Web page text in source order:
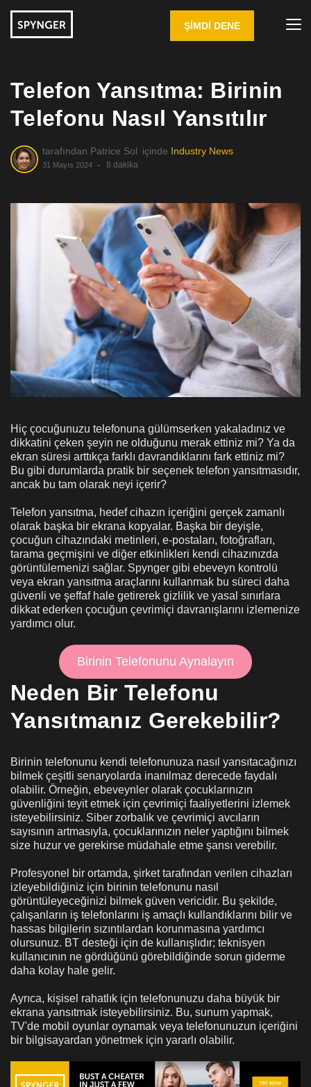
ŞIMDI DENE
Telefon Yansıtma: Birinin
Telefonu Nasıl Yansıtılır
tarafından Patrice Sol içinde Industry News
31 Mayıs 2024 8 dakika
Hiç çocuğunuzu telefonuna gülümserken yakaladınız ve
dikkatini çeken şeyin ne olduğunu merak ettiniz mi? Ya da
ekran süresi arttıkça farklı davrandıklarını fark ettiniz mi?
Bu gibi durumlarda pratik bir seçenek telefon yansıtmasıdır,
ancak bu tam olarak neyi içerir?
Telefon yansıtma, hedef cihazın içeriğini gerçek zamanlı
olarak başka bir ekrana kopyalar. Başka bir deyişle,
çocuğun cihazındaki metinleri, e-postaları, fotoğrafları,
tarama geçmişini ve diğer etkinlikleri kendi cihazınızda
görüntülemenizi sağlar. Spynger gibi ebeveyn kontrolü
veya ekran yansıtma araçlarını kullanmak bu süreci daha
güvenli ve şeffaf hale getirerek gizlilik ve yasal sınırlara
dikkat ederken çocuğun çevrimiçi davranışlarını izlemenize
yardımcı olur.
Birinin Telefonunu Aynalayın
Neden Bir Telefonu
Yansıtmanız Gerekebilir?
Birinin telefonunu kendi telefonunuza nasıl yansıtacağınızı
bilmek çeşitli senaryolarda inanılmaz derecede faydalı
olabilir. Örneğin, ebeveynler olarak çocuklarınızın
güvenliğini teyit etmek için çevrimiçi faaliyetlerini izlemek
isteyebilirsiniz. Siber zorbalık ve çevrimiçi avcıların
sayısının artmasıyla, çocuklarınızın neler yaptığını bilmek
size huzur ve gerekirse müdahale etme şansı verebilir.
Profesyonel bir ortamda, şirket tarafından verilen cihazları
izleyebildiğiniz için birinin telefonunu nasıl
görüntüleyeceğinizi bilmek güven vericidir. Bu şekilde,
çalışanların iş telefonlarını iş amaçlı kullandıklarını bilir ve
hassas bilgilerin sızıntılardan korunmasına yardımcı
olursunuz. BT desteği için de kullanışlıdır; teknisyen
kullanıcının ne gördüğünü görebildiğinde sorun giderme
daha kolay hale gelir.
Ayrıca, kişisel rahatlık için telefonunuzu daha büyük bir
ekrana yansıtmak isteyebilirsiniz. Bu, sunum yapmak,
TV'de mobil oyunlar oynamak veya telefonunuzun içeriğini
bir bilgisayardan yönetmek için yararlı olabilir.